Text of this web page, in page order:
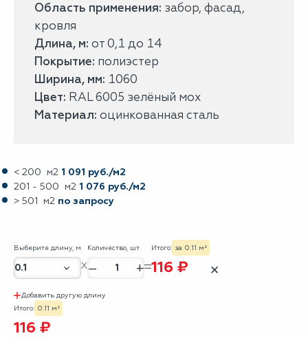
Область применения: забор, фасад,
кровля
Длина, м: от 0,1 до 14
Покрытие: полиэстер
Ширина, мм: 1060
Цвет: RAL 6005 зелёный мох
Материал: оцинкованная сталь
< 200 м2 1 091 руб./м2
201 - 500 м2 1 076 руб./м2
> 501 м2 по запросу
Выберите длину, м Количество, шт
– +
Итого: за 0.11 м²
116 ₽ ✕
Добавить другую длину
Итого: 0.11 м²
116 ₽